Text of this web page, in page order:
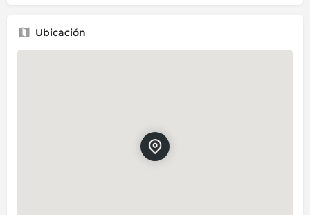
Ubicación